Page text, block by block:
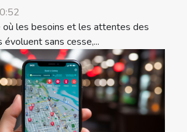
où les besoins et les attentes des
sans cesse,...